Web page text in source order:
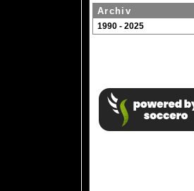
Archiv
1990 - 2025